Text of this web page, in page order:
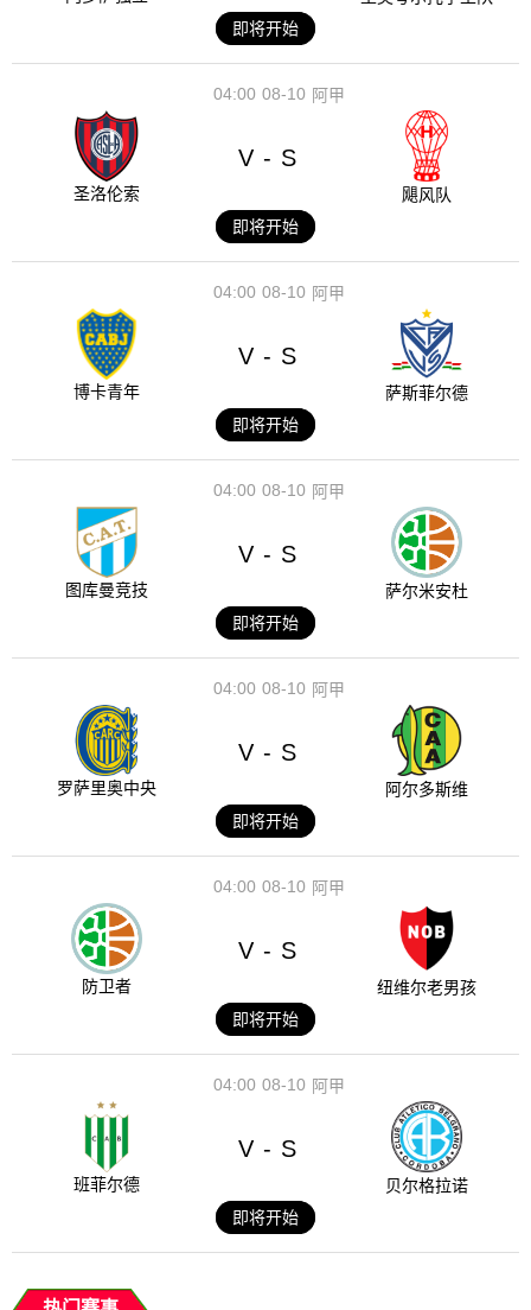
即将开始
08-10
04:00 阿甲
圣洛伦索
V - S
飓风队
即将开始
08-10
04:00 阿甲
博卡青年
V - S
萨斯菲尔德
即将开始
08-10
04:00 阿甲
图库曼竞技
V - S
萨尔米安杜
即将开始
08-10
04:00 阿甲
罗萨里奥中央
V - S
阿尔多斯维
即将开始
08-10
04:00 阿甲
防卫者
V - S
纽维尔老男孩
即将开始
08-10
04:00 阿甲
班菲尔德
V - S
贝尔格拉诺
即将开始